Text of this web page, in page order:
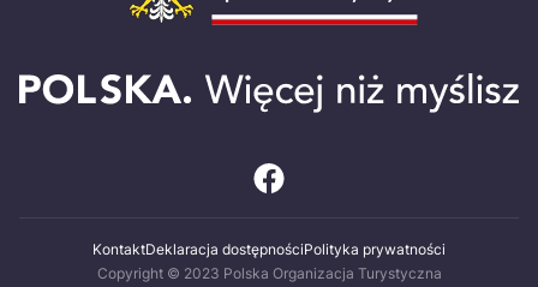
KontaktDeklaracja dostępnościPolityka prywatności
Copyright © 2023 Polska Organizacja Turystyczna